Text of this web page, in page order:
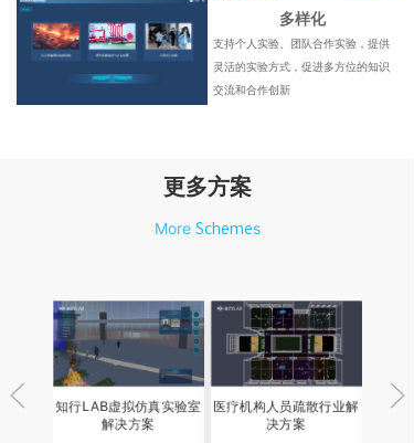
多样化
支持个人实验、团队合作实验，提供
灵活的实验方式，促进多方位的知识
交流和合作创新
更多方案
More Schemes
知行LAB虚拟仿真实验室
解决方案
医疗机构人员疏散行业解
决方案
智